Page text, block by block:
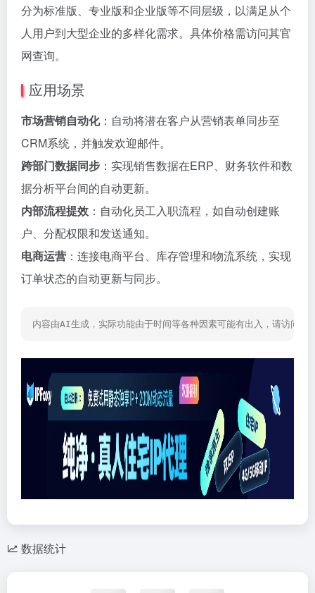
分为标准版、专业版和企业版等不同层级，以满足从个
人用户到大型企业的多样化需求。具体价格需访问其官
网查询。
应用场景
市场营销自动化：自动将潜在客户从营销表单同步至
CRM系统，并触发欢迎邮件。
跨部门数据同步 ：实现销售数据在ERP、财务软件和数
据分析平台间的自动更新。
内部流程提效 ：自动化员工入职流程，如自动创建账
户、分配权限和发送通知。
电商运营 ：连接电商平台、库存管理和物流系统，实现
订单状态的自动更新与同步。
内容由AI生成，实际功能由于时间等各种因素可能有出入，请访问网
数据统计